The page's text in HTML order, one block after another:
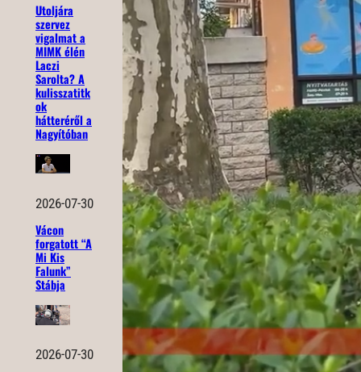
Utoljára
szervez
vigalmat a
MIMK élén
Laczi
Sarolta? A
kulisszatitk
ok
hátteréről a
Nagyítóban
2026-07-30
Vácon
forgatott “A
Mi Kis
Falunk”
Stábja
2026-07-30